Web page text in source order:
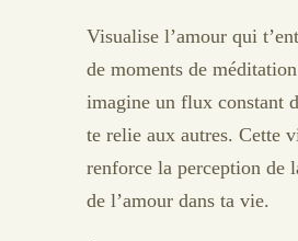
Visualise l’amour qui
de moments de
imagine un flux constant
te relie aux autres. Cette
renforce la perception de
de l’amour dans ta vie.